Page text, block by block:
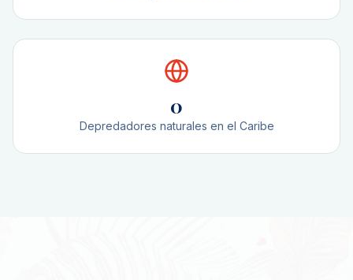
0
Depredadores naturales en el Caribe